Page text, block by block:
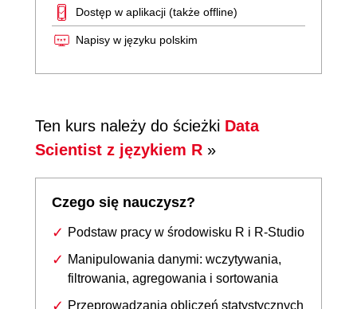
Dostęp w aplikacji (także offline)
Napisy w języku polskim
Ten kurs należy do ścieżki Data
Scientist z językiem R »
Czego się nauczysz?
Podstaw pracy w środowisku R i R-Studio
Manipulowania danymi: wczytywania,
filtrowania, agregowania i sortowania
Przeprowadzania obliczeń statystycznych